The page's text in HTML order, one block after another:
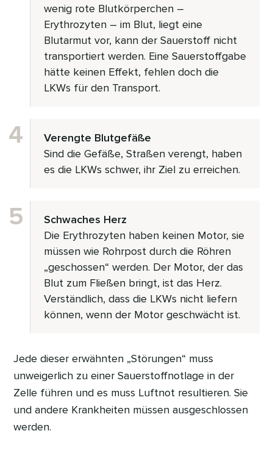
wenig rote Blutkörperchen –
Erythrozyten – im Blut, liegt eine
Blutarmut vor, kann der Sauerstoff nicht
transportiert werden. Eine Sauerstoffgabe
hätte keinen Effekt, fehlen doch die
LKWs für den Transport.
Verengte Blutgefäße
Sind die Gefäße, Straßen verengt, haben
es die LKWs schwer, ihr Ziel zu erreichen.
Schwaches Herz
Die Erythrozyten haben keinen Motor, sie
müssen wie Rohrpost durch die Röhren
„geschossen“ werden. Der Motor, der das
Blut zum Fließen bringt, ist das Herz.
Verständlich, dass die LKWs nicht liefern
können, wenn der Motor geschwächt ist.
Jede dieser erwähnten „Störungen“ muss
unweigerlich zu einer Sauerstoffnotlage in der
Zelle führen und es muss Luftnot resultieren. Sie
und andere Krankheiten müssen ausgeschlossen
werden.